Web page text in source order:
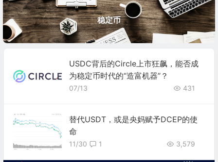
稳定币
USDC背后的Circle上市狂飙，能否成
为稳定币时代的“造富机器”？
07/13 431
替代USDT，或是央妈赋予DCEP的使
命
11/30 3,579
1